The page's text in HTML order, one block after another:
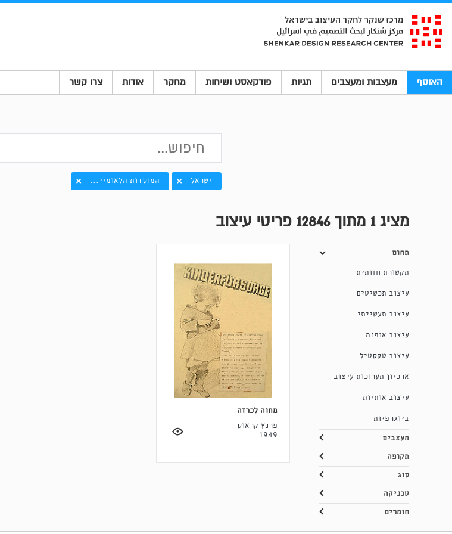
האוסף מעצבות ומעצבים תגיות פודקאסט ושיחות מחקר אודות צרו קשר
ישראל המוסדות הלאומיי...
מציג1 מתוך 12846 פריטי עיצוב
תחום
תקשורת חזותית
עיצוב תכשיטים
עיצוב תעשייתי
עיצוב אופנה
עיצוב טקסטיל
ארכיון תערוכות עיצוב
עיצוב אותיות
ביוגרפיות
מעצבים
תקופה
סוג
טכניקה
חומרים
מתוה לכרזה
פרנץ קראוס
1949